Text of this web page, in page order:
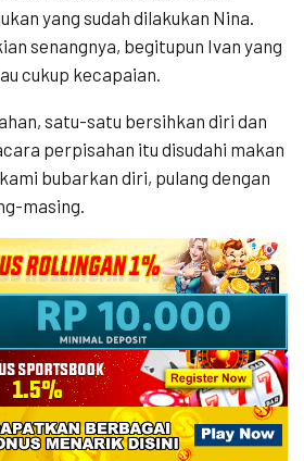
yang sudah dilakukan Nina.
senangnya, begitupun Ivan yang
cukup kecapaian.
satu-satu bersihkan diri dan
perpisahan itu disudahi makan
bubarkan diri, pulang dengan
masing.